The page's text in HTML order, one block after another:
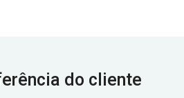
do cliente